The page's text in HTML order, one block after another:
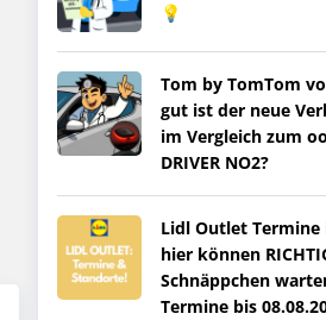
💡
Tom by TomTom
gut ist der neue
im Vergleich zum
DRIVER NO2?
Lidl Outlet Termine
hier können
Schnäppchen
Termine bis